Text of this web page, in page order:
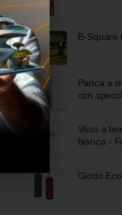
B-Square
Panca a
con
Vaso a
bianca -
Giotto